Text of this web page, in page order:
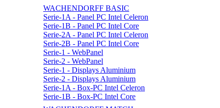
WACHENDORFF BASIC
Serie-1A - Panel PC Intel Celeron
Serie-1B - Panel PC Intel Core
Serie-2A - Panel PC Intel Celeron
Serie-2B - Panel PC Intel Core
Serie-1 - WebPanel
Serie-2 - WebPanel
Serie-1 - Displays Aluminium
Serie-2 - Displays Aluminium
Serie-1A - Box-PC Intel Celeron
Serie-1B - Box-PC Intel Core